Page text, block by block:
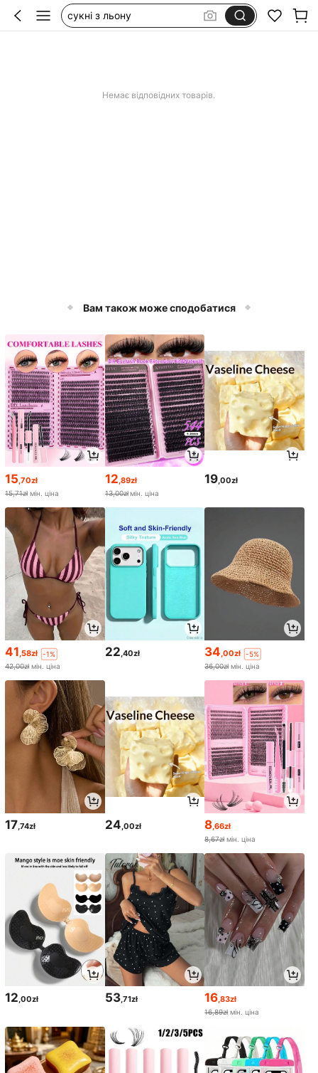
сукні з льону
Немає відповідних товарів.
Вам також може сподобатися
15 ,70zł
15,71zł мін. ціна
12 ,89zł
13,00złмін. ціна
19 ,00zł
41,58zł
-1%
42,00zł мін. ціна
22,40zł 34,00zł
-5%
36,00zł мін. ціна
17,74zł 24,00zł 8,66zł
8,67zł мін. ціна
12,00zł 53,71zł 16,83zł
16,89zł мін. ціна